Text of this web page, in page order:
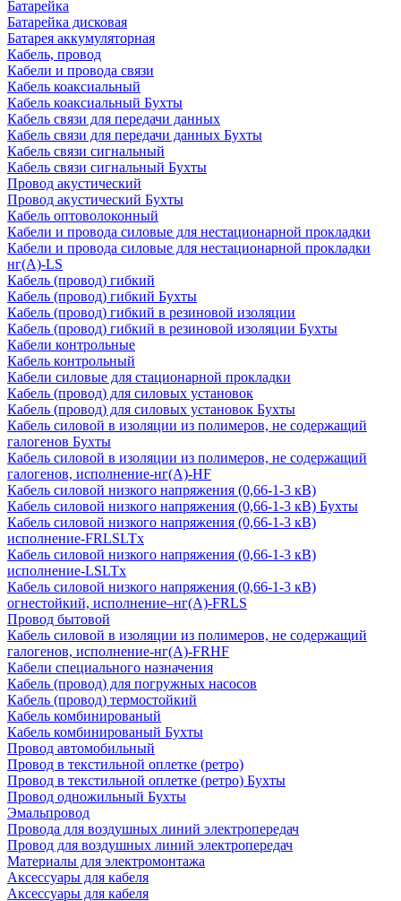
Батарейка
Батарейка дисковая
Батарея аккумуляторная
Кабель, провод
Кабели и провода связи
Кабель коаксиальный
Кабель коаксиальный Бухты
Кабель связи для передачи данных
Кабель связи для передачи данных Бухты
Кабель связи сигнальный
Кабель связи сигнальный Бухты
Провод акустический
Провод акустический Бухты
Кабель оптоволоконный
Кабели и провода силовые для нестационарной прокладки
Кабели и провода силовые для нестационарной прокладки
нг(А)-LS
Кабель (провод) гибкий
Кабель (провод) гибкий Бухты
Кабель (провод) гибкий в резиновой изоляции
Кабель (провод) гибкий в резиновой изоляции Бухты
Кабели контрольные
Кабель контрольный
Кабели силовые для стационарной прокладки
Кабель (провод) для силовых установок
Кабель (провод) для силовых установок Бухты
Кабель силовой в изоляции из полимеров, не содержащий
галогенов Бухты
Кабель силовой в изоляции из полимеров, не содержащий
галогенов, исполнение-нг(А)-HF
Кабель силовой низкого напряжения (0,66-1-3 кВ)
Кабель силовой низкого напряжения (0,66-1-3 кВ) Бухты
Кабель силовой низкого напряжения (0,66-1-3 кВ)
исполнение-FRLSLTx
Кабель силовой низкого напряжения (0,66-1-3 кВ)
исполнение-LSLTx
Кабель силовой низкого напряжения (0,66-1-3 кВ)
огнестойкий, исполнение–нг(А)-FRLS
Провод бытовой
Кабель силовой в изоляции из полимеров, не содержащий
галогенов, исполнение-нг(А)-FRHF
Кабели специального назначения
Кабель (провод) для погружных насосов
Кабель (провод) термостойкий
Кабель комбинированый
Кабель комбинированый Бухты
Провод автомобильный
Провод в текстильной оплетке (ретро)
Провод в текстильной оплетке (ретро) Бухты
Провод одножильный Бухты
Эмальпровод
Провода для воздушных линий электропередач
Провод для воздушных линий электропередач
Материалы для электромонтажа
Аксессуары для кабеля
Аксессуары для кабеля